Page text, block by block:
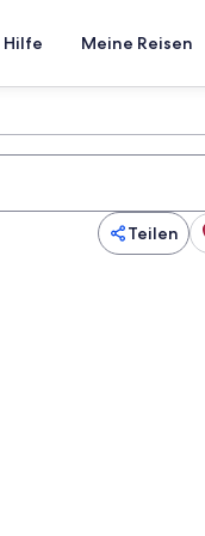
Hilfe Meine Reisen
Teilen